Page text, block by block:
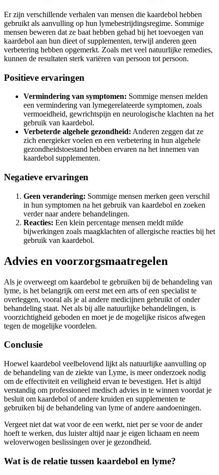
Er zijn verschillende verhalen van mensen die kaardebol hebben
gebruikt als aanvulling op hun lymebestrijdingsregime. Sommige
mensen beweren dat ze baat hebben gehad bij het toevoegen van
kaardebol aan hun dieet of supplementen, terwijl anderen geen
verbetering hebben opgemerkt. Zoals met veel natuurlijke remedies,
kunnen de resultaten sterk variëren van persoon tot persoon.
Positieve ervaringen
Vermindering van symptomen: Sommige mensen melden
een vermindering van lymegerelateerde symptomen, zoals
vermoeidheid, gewrichtspijn en neurologische klachten na het
gebruik van kaardebol.
Verbeterde algehele gezondheid: Anderen zeggen dat ze
zich energieker voelen en een verbetering in hun algehele
gezondheidstoestand hebben ervaren na het innemen van
kaardebol supplementen.
Negatieve ervaringen
Geen verandering: Sommige mensen merken geen verschil
in hun symptomen na het gebruik van kaardebol en zoeken
verder naar andere behandelingen.
Reacties: Een klein percentage mensen meldt milde
bijwerkingen zoals maagklachten of allergische reacties bij het
gebruik van kaardebol.
Advies en voorzorgsmaatregelen
Als je overweegt om kaardebol te gebruiken bij de behandeling van
lyme, is het belangrijk om eerst met een arts of een specialist te
overleggen, vooral als je al andere medicijnen gebruikt of onder
behandeling staat. Net als bij alle natuurlijke behandelingen, is
voorzichtigheid geboden en moet je de mogelijke risicos afwegen
tegen de mogelijke voordelen.
Conclusie
Hoewel kaardebol veelbelovend lijkt als natuurlijke aanvulling op
de behandeling van de ziekte van Lyme, is meer onderzoek nodig
om de effectiviteit en veiligheid ervan te bevestigen. Het is altijd
verstandig om professioneel medisch advies in te winnen voordat je
besluit om kaardebol of andere kruiden en supplementen te
gebruiken bij de behandeling van lyme of andere aandoeningen.
Vergeet niet dat wat voor de een werkt, niet per se voor de ander
hoeft te werken, dus luister altijd naar je eigen lichaam en neem
weloverwogen beslissingen over je gezondheid.
Wat is de relatie tussen kaardebol en lyme?